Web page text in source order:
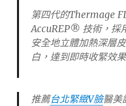
第四代的Thermage
AccuREP® 技術，採
安全地立體加熱深層
白，達到即時收緊效果
推薦台北緊緻V臉醫美